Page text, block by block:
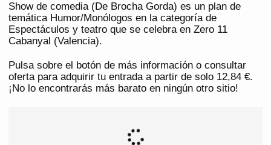
Show de comedia (De Brocha Gorda) es un plan de
temática Humor/Monólogos en la categoría de
Espectáculos y teatro que se celebra en Zero 11
Cabanyal (Valencia).
Pulsa sobre el botón de más información o consultar
oferta para adquirir tu entrada a partir de solo 12,84 €.
¡No lo encontrarás más barato en ningún otro sitio!